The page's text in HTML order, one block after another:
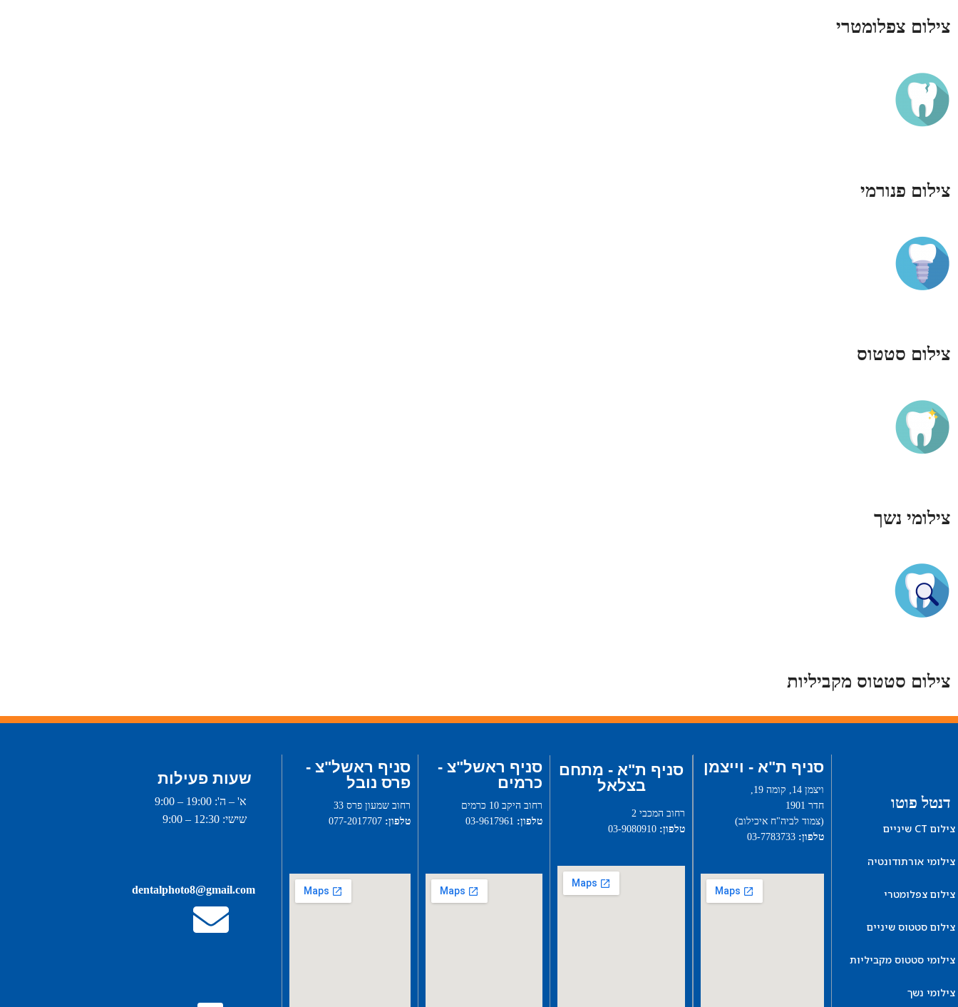
צילום צפלומטרי
צילום פנורמי
צילום סטטוס
צילומי נשך
צילום סטטוס מקביליות
דנטל פוטו
צילום CT שיניים
צילומי אורתודונטיה
צילום צפלומטרי
צילום סטטוס שיניים
צילומי סטטוס מקביליות
צילומי נשך
סניף ת"א - וייצמן
ויצמן 14, קומה 19,
חדר 1901
(צמוד לביה"ח איכילוב)
טלפון:
סניף ת"א - מתחם
בצלאל
רחוב המכבי 2
טלפון:
סניף ראשל"צ -
כרמים
רחוב היקב 10 כרמים
טלפון:
סניף ראשל"צ -
פרס נובל
רחוב שמעון פרס 33
טלפון:
שעות פעילות
א' – ה': 19:00 – 9:00
שישי: 12:30 – 9:00
dentalphoto8@gmail.com